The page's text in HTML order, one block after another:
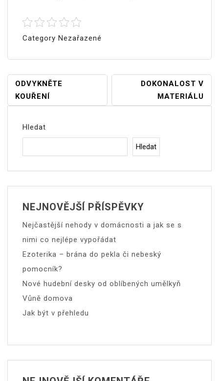
Category Nezařazené
Navigace
Pro
Příspěvek
ODVYKNĚTE
KOUŘENÍ
DOKONALOST V
MATERIÁLU
Hledat
Hledat
NEJNOVĚJŠÍ PŘÍSPĚVKY
Nejčastější nehody v domácnosti a jak se s
nimi co nejlépe vypořádat
Ezoterika – brána do pekla či nebeský
pomocník?
Nové hudební desky od oblíbených umělkyň
Vůně domova
Jak být v přehledu